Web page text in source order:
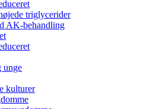
triglycerider
AK-behandling
unge
kulturer